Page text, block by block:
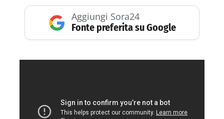
Aggiungi Sora24
Fonte preferita su Google